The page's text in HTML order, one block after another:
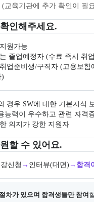
(교육기관에 추가 확인이 필
인해주세요.
우대 사항을 각각 묶어서 안
업준비생/구직자 (고용보험
)
의지가 강한 지원자
할 수 있어요.
참여 조건, 상세 참고사항
신청 → 인터뷰(대면) → 합격
차가 있으며 합격생들만 참여